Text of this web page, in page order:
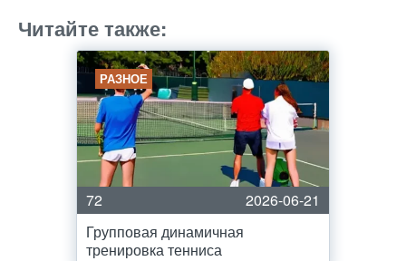
Читайте также:
РАЗНОЕ
72
2026-06-21
Групповая динамичная
тренировка тенниса